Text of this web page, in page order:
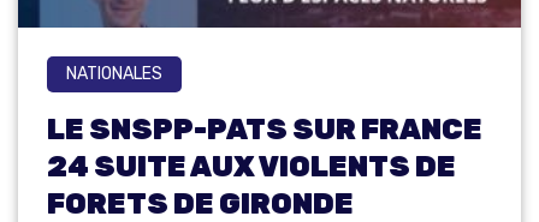
NATIONALES
LE SNSPP-PATS SUR FRANCE
24 SUITE AUX VIOLENTS DE
FORETS DE GIRONDE